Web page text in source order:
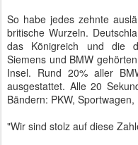
So habe jedes zehnte
britische Wurzeln.
das Königreich und die
Siemens und BMW
Insel. Rund 20% aller
ausgestattet. Alle 20
Bändern: PKW, Sportwagen,
"Wir sind stolz auf diese